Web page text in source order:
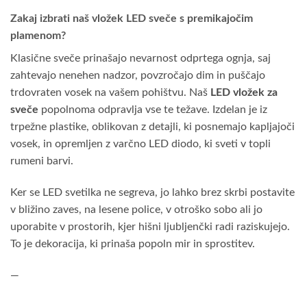
Zakaj izbrati naš vložek LED sveče s premikajočim
plamenom?
Klasične sveče prinašajo nevarnost odprtega ognja, saj
zahtevajo nenehen nadzor, povzročajo dim in puščajo
trdovraten vosek na vašem pohištvu. Naš LED vložek za
sveče popolnoma odpravlja vse te težave. Izdelan je iz
trpežne plastike, oblikovan z detajli, ki posnemajo kapljajoči
vosek, in opremljen z varčno LED diodo, ki sveti v topli
rumeni barvi.
Ker se LED svetilka ne segreva, jo lahko brez skrbi postavite
v bližino zaves, na lesene police, v otroško sobo ali jo
uporabite v prostorih, kjer hišni ljubljenčki radi raziskujejo.
To je dekoracija, ki prinaša popoln mir in sprostitev.
—